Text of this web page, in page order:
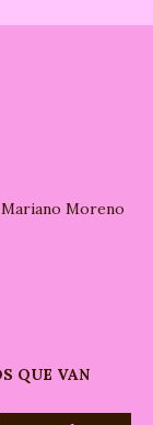
Moreno
QUE VAN